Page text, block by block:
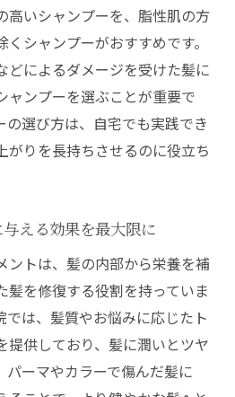
ンセリングが重要な理由
洗髪の方法
ンプー選びのアドバイス
る髪に優しいシャンプーと
メントが髪に与える潤いと
の成分がもたらす効果
の重要なケア
善するトリートメント技術
提供されるトリートメント
高いシャンプーを、脂性肌の方
シャンプーがおすすめです。
どによるダメージを受けた髪に
ャンプーを選ぶことが重要で
の選び方は、自宅でも実践でき
がりを長持ちさせるのに役立ち
える効果を最大限に
ントは、髪の内部から栄養を補
髪を修復する役割を持っていま
では、髪質やお悩みに応じたト
提供しており、髪に潤いとツヤ
パーマやカラーで傷んだ髪に